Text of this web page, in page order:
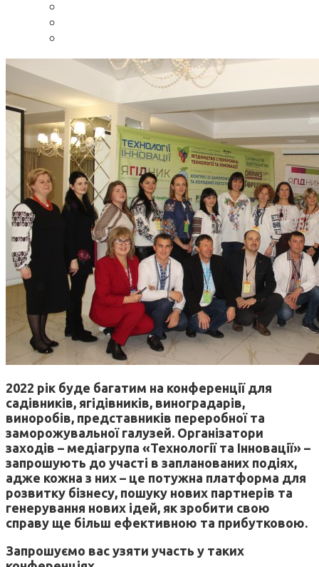
2022 рік буде багатим на конференції для
садівників, ягідівників, виноградарів,
виноробів, представників переробної та
заморожувальної галузей. Організатори
заходів – медіагрупа «Технології та Інновації» –
запрошують до участі в запланованих подіях,
адже кожна з них – це потужна платформа для
розвитку бізнесу, пошуку нових партнерів та
генерування нових ідей, як зробити свою
справу ще більш ефективною та прибутковою.
Запрошуємо вас узяти участь у таких